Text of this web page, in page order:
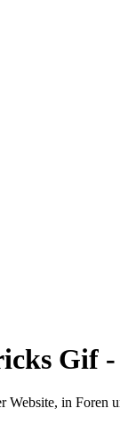
Gif
in Foren